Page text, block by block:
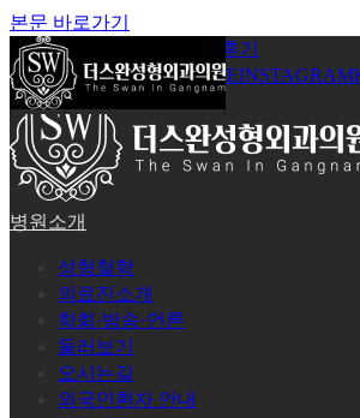
본문 바로가기
공지사항
시술후기
로그인회원가입YOUTUBEINSTAGRAM
병원소개
성형철학
의료진소개
학회·방송·언론
둘러보기
오시는길
외국인환자 안내